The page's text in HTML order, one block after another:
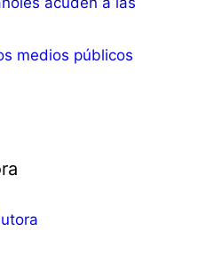
medios públicos